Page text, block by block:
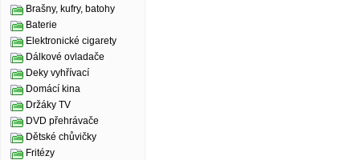
Brašny, kufry, batohy
Baterie
Elektronické cigarety
Dálkové ovladače
Deky vyhřívací
Domácí kina
Držáky TV
DVD přehrávače
Dětské chůvičky
Fritézy